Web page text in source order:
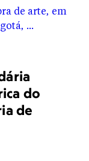
do
de